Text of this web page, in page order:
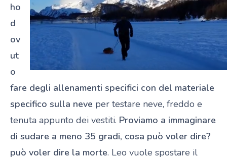
ho
d
ov
ut
o
fare degli allenamenti specifici con del materiale
specifico sulla neve per testare neve, freddo e
tenuta appunto dei vestiti. Proviamo a immaginare
di sudare a meno 35 gradi, cosa può voler dire?
può voler dire la morte. Leo vuole spostare il